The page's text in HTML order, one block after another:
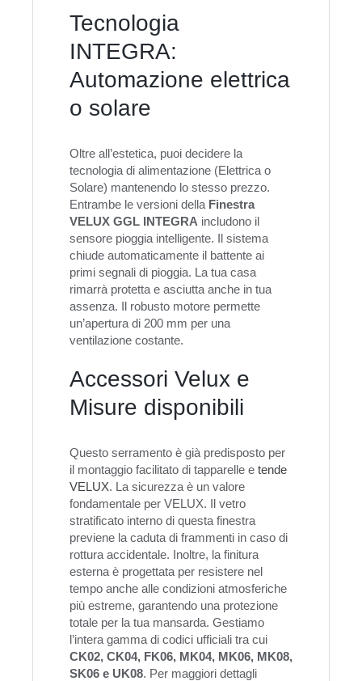
Tecnologia
INTEGRA:
Automazione elettrica
o solare
Oltre all’estetica, puoi decidere la
tecnologia di alimentazione (Elettrica o
Solare) mantenendo lo stesso prezzo.
Entrambe le versioni della Finestra
VELUX GGL INTEGRA includono il
sensore pioggia intelligente. Il sistema
chiude automaticamente il battente ai
primi segnali di pioggia. La tua casa
rimarrà protetta e asciutta anche in tua
assenza. Il robusto motore permette
un’apertura di 200 mm per una
ventilazione costante.
Accessori Velux e
Misure disponibili
Questo serramento è già predisposto per
il montaggio facilitato di tapparelle e tende
VELUX. La sicurezza è un valore
fondamentale per VELUX. Il vetro
stratificato interno di questa finestra
previene la caduta di frammenti in caso di
rottura accidentale. Inoltre, la finitura
esterna è progettata per resistere nel
tempo anche alle condizioni atmosferiche
più estreme, garantendo una protezione
totale per la tua mansarda. Gestiamo
l’intera gamma di codici ufficiali tra cui
CK02, CK04, FK06, MK04, MK06, MK08,
SK06 e UK08. Per maggiori dettagli